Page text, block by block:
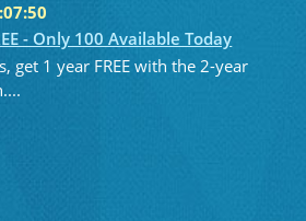
- Only 100 Available Today
get 1 year FREE with the 2-year